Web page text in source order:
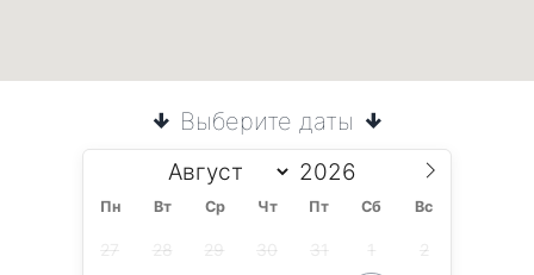
Выберите даты
Пн Вт Ср Чт Пт Сб Вс
27 28 29 30 31 1 2